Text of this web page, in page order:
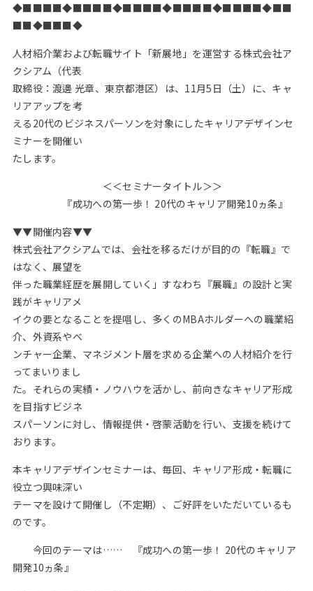
◆■■■■◆■■■■◆■■■■◆■■■■◆■■■■◆■■
■■◆■■■◆
人材紹介業および転職サイト「新展地」を運営する株式会社ア
クシアム（代表
取締役：渡邊 光章、東京都港区）は、11月5日（土）に、キャ
リアアップを考
える20代のビジネスパーソンを対象にしたキャリアデザインセ
ミナーを開催い
たします。
＜＜セミナータイトル＞＞
『成功への第一歩！ 20代のキャリア開発10ヵ条』
▼▼開催内容▼▼
株式会社アクシアムでは、会社を移るだけが目的の『転職』で
はなく、展望を
伴った職業経歴を展開していく」すなわち『展職』の設計と実
践がキャリアメ
イクの要となることを提唱し、多くのMBAホルダーへの職業紹
介、外資系やベ
ンチャー企業、マネジメント層を求める企業への人材紹介を行
ってまいりまし
た。それらの実績・ノウハウを活かし、前向きなキャリア形成
を目指すビジネ
スパーソンに対し、情報提供・啓蒙活動を行い、支援を続けて
おります。
本キャリアデザインセミナーは、毎回、キャリア形成・転職に
役立つ興味深い
テーマを設けて開催し（不定期）、ご好評をいただいているも
のです。
今回のテーマは…… 『成功への第一歩！ 20代のキャリア
開発10ヵ条』